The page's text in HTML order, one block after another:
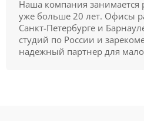
Наша компания занимается
уже больше 20 лет. Офисы
Санкт-Петербурге и
студий по России и
надежный партнер для